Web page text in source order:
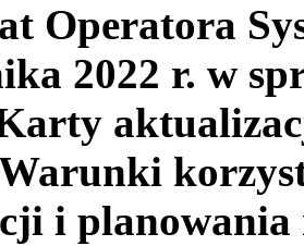
Operatora
2022 r. w
i planowania